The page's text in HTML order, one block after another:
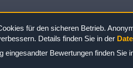
für den sicheren Betrieb.
Details finden Sie in der
eingesandter Bewertungen finden Sie